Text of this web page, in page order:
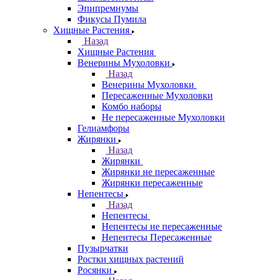
Эпипремнумы
Фикусы Пумила
Хищные Растения
Назад
Хищные Растения
Венерины Мухоловки
Назад
Венерины Мухоловки
Пересаженные Мухоловки
Комбо наборы
Не пересаженные Мухоловки
Гелиамфоры
Жирянки
Назад
Жирянки
Жирянки не пересаженные
Жирянки пересаженные
Непентесы
Назад
Непентесы
Непентесы не пересаженные
Непентесы Пересаженные
Пузырчатки
Ростки хищных растений
Росянки